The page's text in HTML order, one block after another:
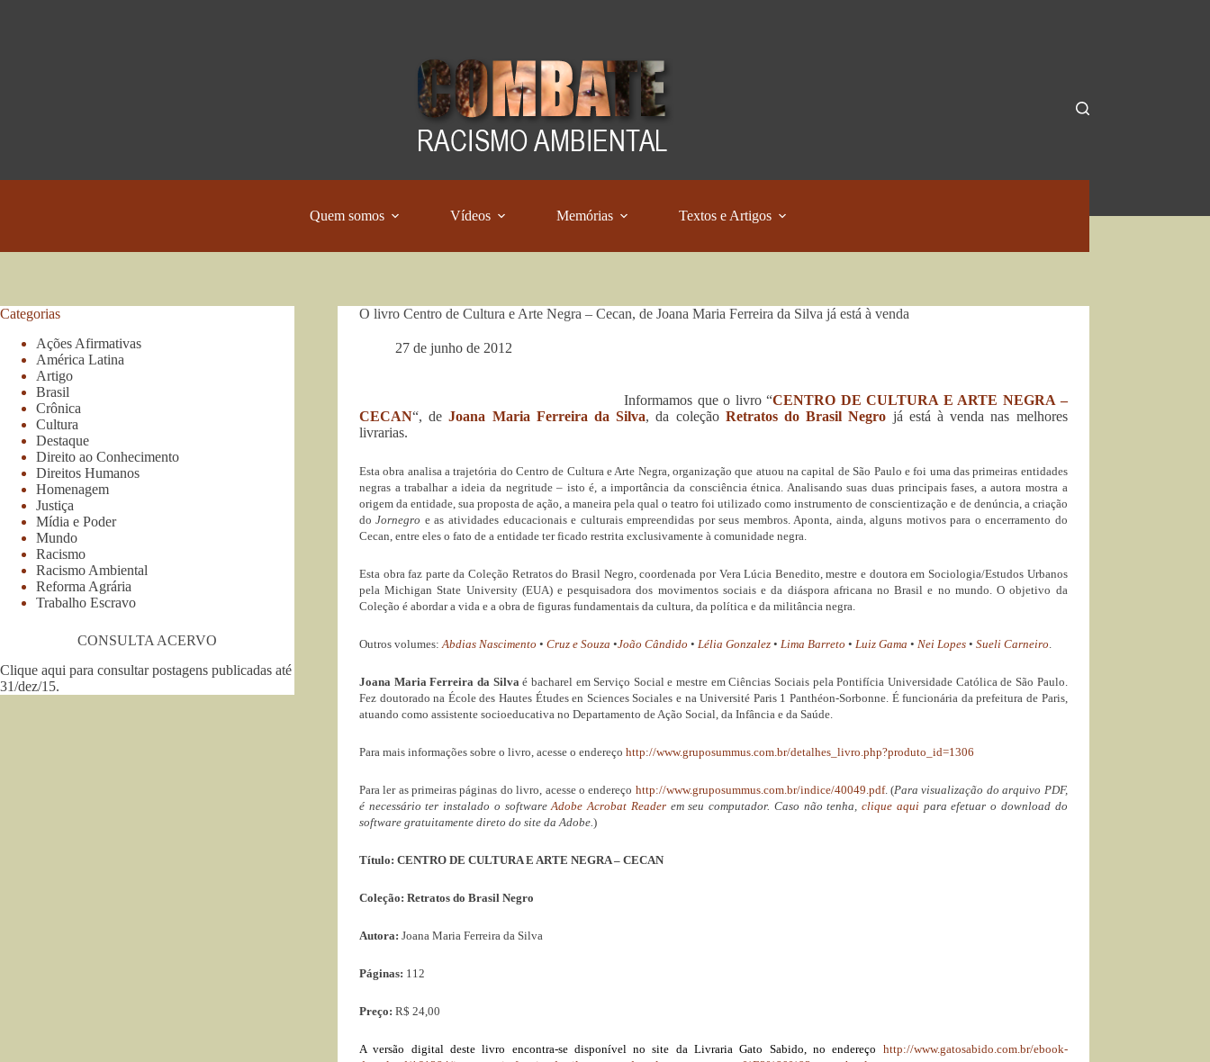
Quem somos Vídeos Memórias Textos e Artigos
O livro Centro de Cultura e Arte Negra – Cecan, de Joana Maria Ferreira da Silva já está à venda
27 de junho de 2012
Informamos que o livro “CENTRO DE CULTURA E ARTE NEGRA –
CECAN“, deJoana Maria Ferreira da Silva, da coleção Retratos do Brasil Negro já está à venda nas melhores
livrarias.
Esta obra analisa a trajetória do Centro de Cultura e Arte Negra, organização que atuou na capital de São Paulo e foi uma das primeiras entidades
negras a trabalhar a ideia da negritude – isto é, a importância da consciência étnica. Analisando suas duas principais fases, a autora mostra a
origem da entidade, sua proposta de ação, a maneira pela qual o teatro foi utilizado como instrumento de conscientização e de denúncia, a criação
doJornegro e as atividades educacionais e culturais empreendidas por seus membros. Aponta, ainda, alguns motivos para o encerramento do
Cecan, entre eles o fato de a entidade ter ficado restrita exclusivamente à comunidade negra.
Esta obra faz parte da Coleção Retratos do Brasil Negro, coordenada por Vera Lúcia Benedito, mestre e doutora em Sociologia/Estudos Urbanos
pela Michigan State University (EUA) e pesquisadora dos movimentos sociais e da diáspora africana no Brasil e no mundo. O objetivo da
Coleção é abordar a vida e a obra de figuras fundamentais da cultura, da política e da militância negra.
Outros volumes:Abdias Nascimento • Cruz e Souza •João Cândido • Lélia Gonzalez• Lima Barreto • Luiz Gama • Nei Lopes• Sueli Carneiro.
Joana Maria Ferreira da Silvaé bacharel em Serviço Social e mestre em Ciências Sociais pela Pontifícia Universidade Católica de São Paulo.
Fez doutorado na École des Hautes Études en Sciences Sociales e na Université Paris 1 Panthéon-Sorbonne. É funcionária da prefeitura de Paris,
atuando como assistente socioeducativa no Departamento de Ação Social, da Infância e da Saúde.
Para mais informações sobre o livro, acesse o endereço http://www.gruposummus.com.br/detalhes_livro.php?produto_id=1306
Para ler as primeiras páginas do livro, acesse o endereço http://www.gruposummus.com.br/indice/40049.pdf. (Para visualização do arquivo PDF,
é necessário ter instalado o softwareAdobe Acrobat Readerem seu computador. Caso não tenha,clique aquipara efetuar o download do
software gratuitamente direto do site da Adobe.)
Título: CENTRO DE CULTURA E ARTE NEGRA – CECAN
Coleção: Retratos do Brasil Negro
Autora: Joana Maria Ferreira da Silva
Páginas: 112
Preço: R$ 24,00
A versão digital deste livro encontra-se disponível no site da Livraria Gato Sabido, no endereço http://www.gatosabido.com.br/ebook-
Categorias
Ações Afirmativas
América Latina
Artigo
Brasil
Crônica
Cultura
Destaque
Direito ao Conhecimento
Direitos Humanos
Homenagem
Justiça
Mídia e Poder
Mundo
Racismo
Racismo Ambiental
Reforma Agrária
Trabalho Escravo
CONSULTA ACERVO
Clique aqui para consultar postagens publicadas até
31/dez/15.